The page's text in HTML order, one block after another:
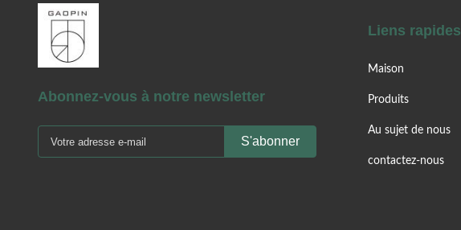
Abonnez-vous à notre newsletter
S'abonner
Liens rapides
Maison
Produits
Au sujet de nous
contactez-nous